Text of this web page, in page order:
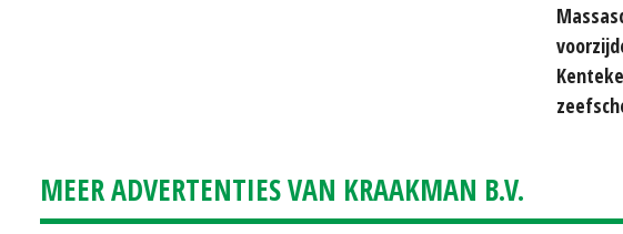
MEER ADVERTENTIES VAN KRAAKMAN B.V.